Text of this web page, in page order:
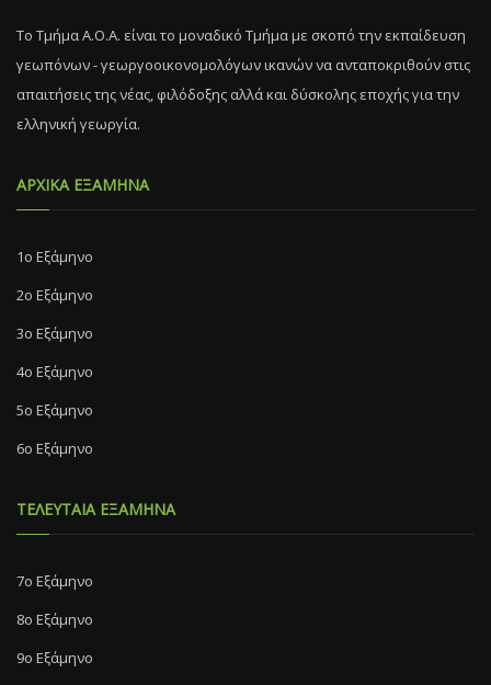
Το Τμήμα Α.Ο.Α. είναι το μοναδικό Τμήμα με σκοπό την εκπαίδευση
γεωπόνων - γεωργοοικονομολόγων ικανών να ανταποκριθούν στις
απαιτήσεις της νέας, φιλόδοξης αλλά και δύσκολης εποχής για την
ελληνική γεωργία.
ΑΡΧΙΚΑ ΕΞΑΜΗΝΑ
1ο Εξάμηνο
2ο Εξάμηνο
3ο Εξάμηνο
4ο Εξάμηνο
5ο Εξάμηνο
6ο Εξάμηνο
ΤΕΛΕΥΤΑΙΑ ΕΞΑΜΗΝΑ
7o Eξάμηνο
8o Eξάμηνο
9ο Εξάμηνο